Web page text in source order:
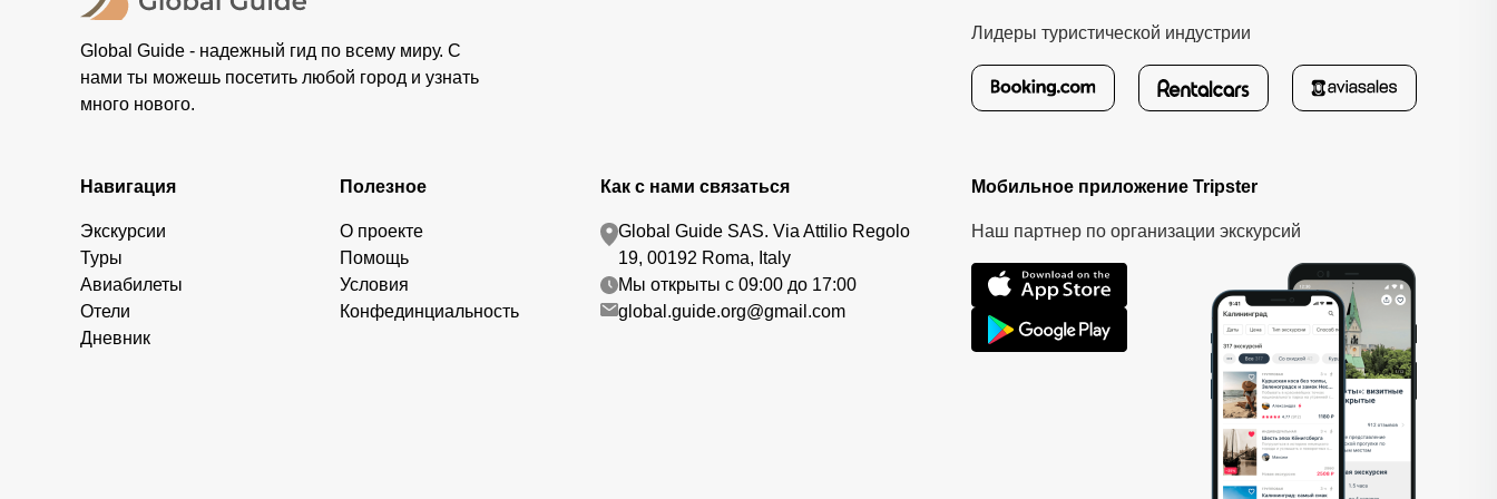
Global Guide - надежный гид по всему миру. С
нами ты можешь посетить любой город и узнать
много нового.
Лидеры туристической индустрии
Навигация
Экскурсии
Туры
Авиабилеты
Отели
Дневник
Полезное
О проекте
Помощь
Условия
Конфединциальность
Как с нами связаться
Global Guide SAS. Via Attilio Regolo
19, 00192 Roma, Italy
Мы открыты с 09:00 до 17:00
global.guide.org@gmail.com
Мобильное приложение Tripster
Наш партнер по организации экскурсий